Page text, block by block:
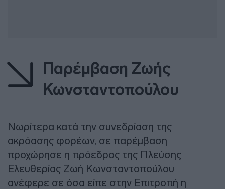
Παρέμβαση Ζωής
Κωνσταντοπούλου
Νωρίτερα κατά την συνεδρίαση της
ακρόασης φορέων, σε παρέμβαση
προχώρησε η πρόεδρος της Πλεύσης
Ελευθερίας Ζωή Κωνσταντοπούλου
ανέφερε σε όσα είπε στην Επιτροπή η